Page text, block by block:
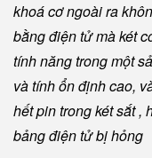
khoá cơ ngoài ra
bằng điện tử mà két
tính năng trong một
và tính ổn định cao,
hết pin trong két sắt ,
bảng điện tử bị hỏng